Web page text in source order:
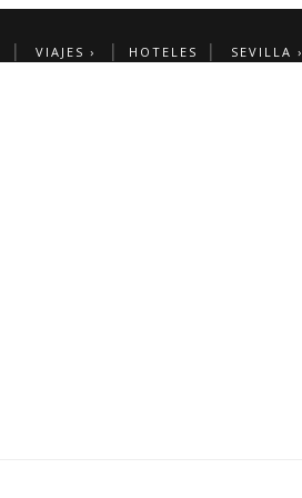
VIAJES › HOTELES SEVILLA ›